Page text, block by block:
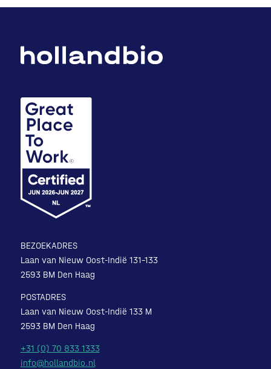
BEZOEKADRES
Laan van Nieuw Oost-Indië 131-133
2593 BM Den Haag
POSTADRES
Laan van Nieuw Oost-Indië 133 M
2593 BM Den Haag
+31 (0) 70 833 1333
info@hollandbio.nl